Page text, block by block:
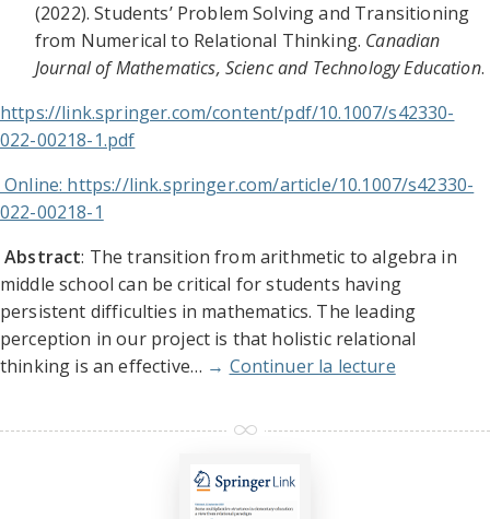
(2022). Students’ Problem Solving and Transitioning
from Numerical to Relational Thinking. Canadian
Journal of Mathematics, Scienc and Technology Education.
https://link.springer.com/content/pdf/10.1007/s42330-
022-00218-1.pdf
Online: https://link.springer.com/article/10.1007/s42330-
022-00218-1
Abstract: The transition from arithmetic to algebra in
middle school can be critical for students having
persistent difficulties in mathematics. The leading
perception in our project is that holistic relational
thinking is an effective… → Continuer la lecture